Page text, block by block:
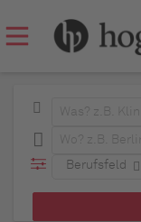
Berufsfeld